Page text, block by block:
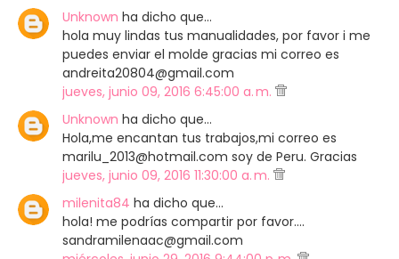
Unknown ha dicho que…
hola muy lindas tus manualidades, por favor i me
puedes enviar el molde gracias mi correo es
andreita20804@gmail.com
jueves, junio 09, 2016 6:45:00 a. m.
Unknown ha dicho que…
Hola,me encantan tus trabajos,mi correo es
marilu_2013@hotmail.com soy de Peru. Gracias
jueves, junio 09, 2016 11:30:00 a. m.
milenita84 ha dicho que…
hola! me podrías compartir por favor....
sandramilenaac@gmail.com